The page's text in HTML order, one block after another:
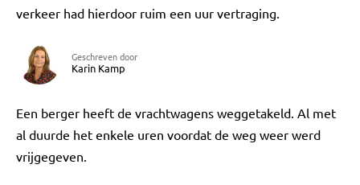
verkeer had hierdoor ruim een uur vertraging.
Geschreven door
Karin Kamp
Een berger heeft de vrachtwagens weggetakeld. Al met
al duurde het enkele uren voordat de weg weer werd
vrijgegeven.